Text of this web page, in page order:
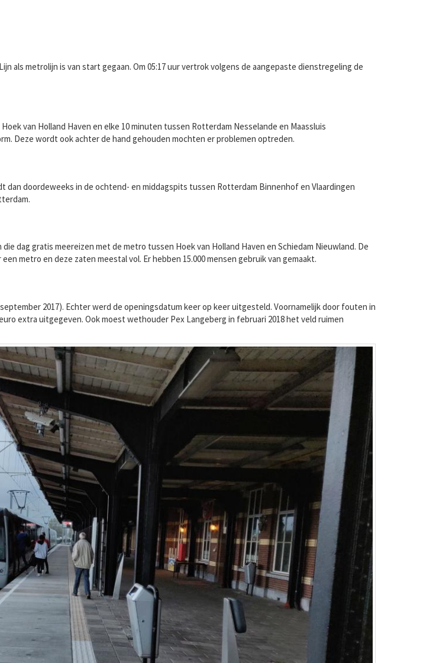
als metrolijn is van start gegaan. Om 05:17 uur vertrok volgens de aangepaste dienstregeling de
van Holland Haven en elke 10 minuten tussen Rotterdam Nesselande en Maassluis
Deze wordt ook achter de hand gehouden mochten er problemen optreden.
doordeweeks in de ochtend- en middagspits tussen Rotterdam Binnenhof en Vlaardingen
dag gratis meereizen met de metro tussen Hoek van Holland Haven en Schiedam Nieuwland. De
metro en deze zaten meestal vol. Er hebben 15.000 mensen gebruik van gemaakt.
2017). Echter werd de openingsdatum keer op keer uitgesteld. Voornamelijk door fouten in
extra uitgegeven. Ook moest wethouder Pex Langeberg in februari 2018 het veld ruimen